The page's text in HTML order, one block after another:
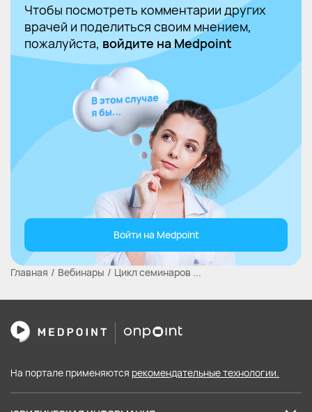
Чтобы посмотреть комментарии других
врачей и поделиться своим мнением,
пожалуйста, войдите на Medpoint
Войти на Medpoint
Главная Вебинары Цикл семинаров ...
На портале применяются рекомендательные технологии.